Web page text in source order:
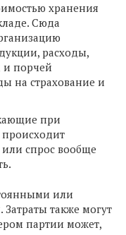
хранения
Сюда
расходы,
и порчей
на страхование и
при
происходит
спрос вообще
или
также могут
партии может,